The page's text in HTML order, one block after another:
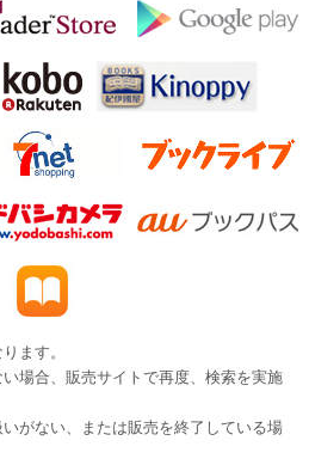
ます。
場合、販売サイトで再度、検索を実施
がない、または販売を終了している場